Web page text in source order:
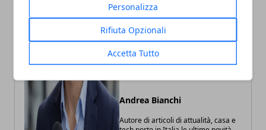
Personalizza
Rifiuta Opzionali
Accetta Tutto
Andrea Bianchi
Autore di articoli di attualità, casa e